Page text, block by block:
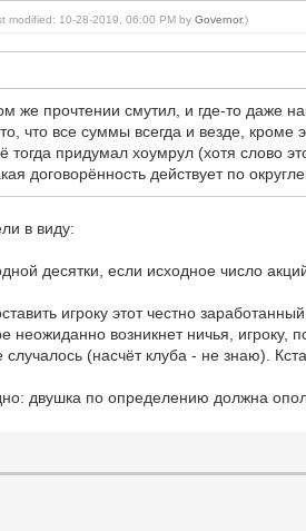
modified: 10-28-2019, 06:00 PM byGovernor.)
же прочтении смутил, и где-то даже
что все суммы всегда и везде, кроме
придумал хоумрул (хотя слово
договорённость действует по
в виду:
десятки, если исходное число
игроку этот честно
неожиданно возникнет ничья,
(насчёт клуба - не знаю).
двушка по определению должна